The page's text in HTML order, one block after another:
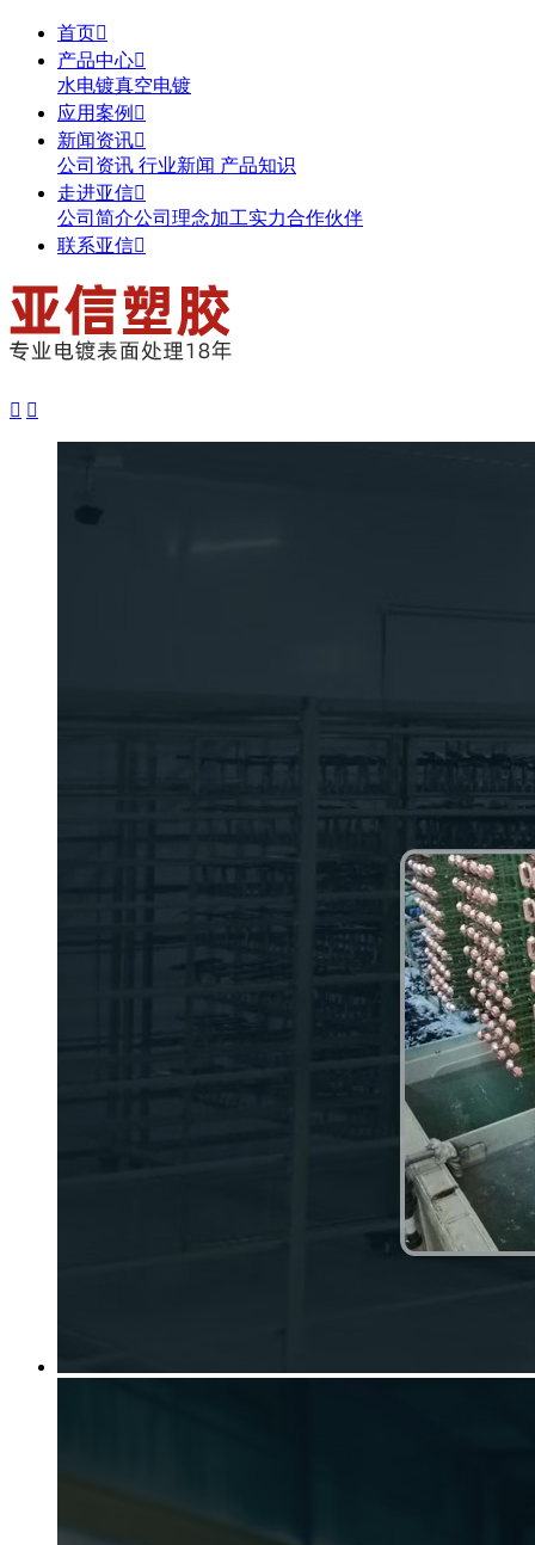
首页
产品中心
水电镀真空电镀
应用案例 
新闻资讯
公司资讯 行业新闻 产品知识
走进亚信
公司简介公司理念加工实力合作伙伴
联系亚信
 